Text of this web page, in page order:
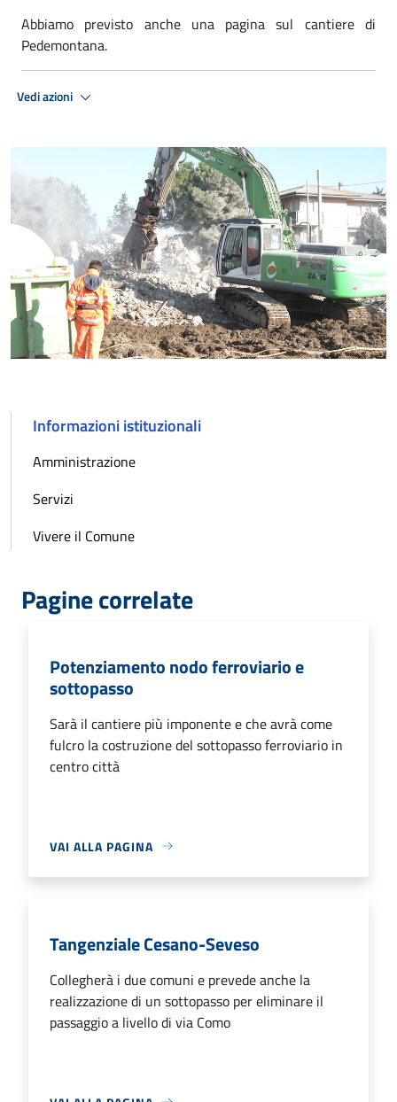
Abbiamo previsto anche una pagina sul cantiere di
Pedemontana.
Vedi azioni
Informazioni istituzionali
Amministrazione
Servizi
Vivere il Comune
Pagine correlate
Potenziamento nodo ferroviario e
sottopasso
Sarà il cantiere più imponente e che avrà come
fulcro la costruzione del sottopasso ferroviario in
centro città
VAI ALLA PAGINA
Tangenziale Cesano-Seveso
Collegherà i due comuni e prevede anche la
realizzazione di un sottopasso per eliminare il
passaggio a livello di via Como